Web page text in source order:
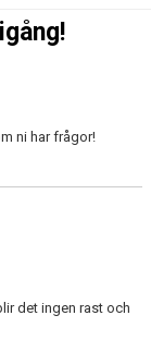
ni har frågor!
det ingen rast och